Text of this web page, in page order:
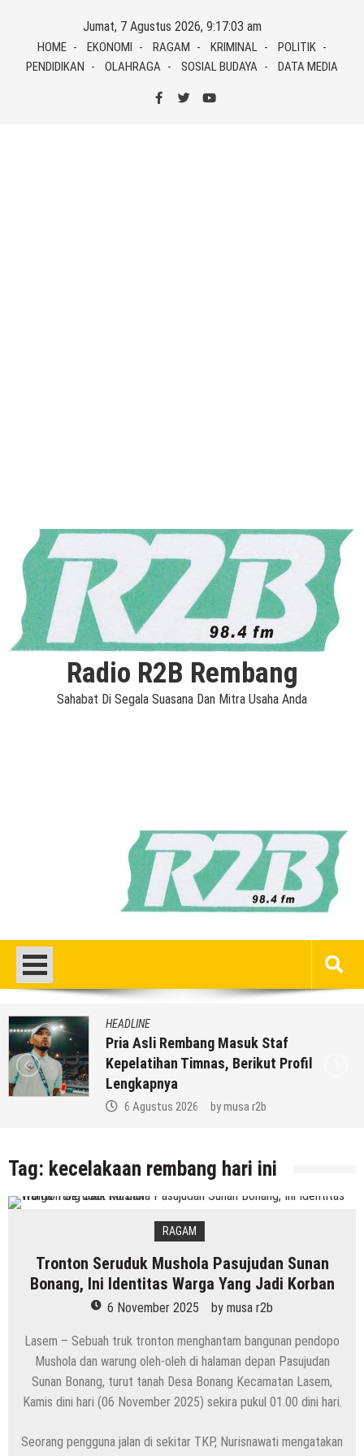
content
Jumat, 7 Agustus 2026, 9:17:03 am
HOME EKONOMI RAGAM KRIMINAL
POLITIK
PENDIDIKAN
OLAHRAGA SOSIAL BUDAYA DATA MEDIA
Radio R2B Rembang
Sahabat Di Segala Suasana Dan Mitra Usaha Anda
HEADLINE
Pria Asli Rembang Masuk Staf
Kepelatihan Timnas, Berikut Profil
Lengkapnya
6 Agustus 2026 bymusa r2b
Tag: kecelakaan rembang hari ini
RAGAM
Tronton Seruduk Mushola Pasujudan Sunan
Bonang, Ini Identitas Warga Yang Jadi Korban
6 November 2025 by musa r2b
Lasem – Sebuah truk tronton menghantam bangunan pendopo
Mushola dan warung oleh-oleh di halaman depan Pasujudan
Sunan Bonang, turut tanah Desa Bonang Kecamatan Lasem,
Kamis dini hari (06 November 2025) sekira pukul 01.00 dini hari.
Seorang pengguna jalan di sekitar TKP, Nurisnawati mengatakan